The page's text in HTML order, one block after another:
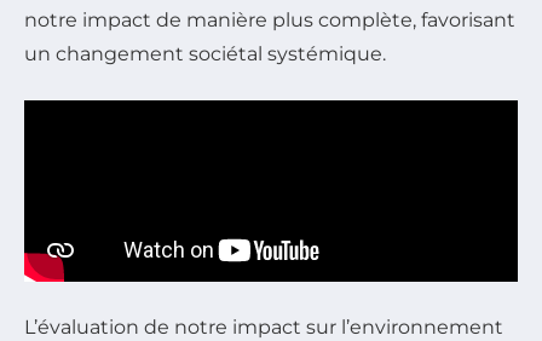
notre impact de manière plus complète, favorisant
un changement sociétal systémique.
L’évaluation de notre impact sur l’environnement